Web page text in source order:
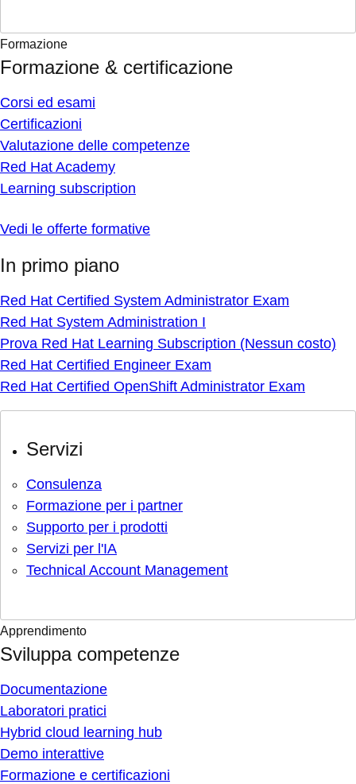
Formazione
Formazione & certificazione
Corsi ed esami
Certificazioni
Valutazione delle competenze
Red Hat Academy
Learning subscription
Vedi le offerte formative
In primo piano
Red Hat Certified System Administrator Exam
Red Hat System Administration I
Prova Red Hat Learning Subscription (Nessun costo)
Red Hat Certified Engineer Exam
Red Hat Certified OpenShift Administrator Exam
Servizi
Consulenza
Formazione per i partner
Supporto per i prodotti
Servizi per l'IA
Technical Account Management
Apprendimento
Sviluppa competenze
Documentazione
Laboratori pratici
Hybrid cloud learning hub
Demo interattive
Formazione e certificazioni